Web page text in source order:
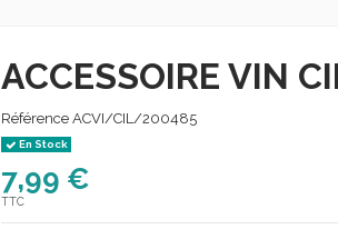
ACCESSOIRE VIN
Référence ACVI/CIL/200485
En Stock
7,99 €
TTC